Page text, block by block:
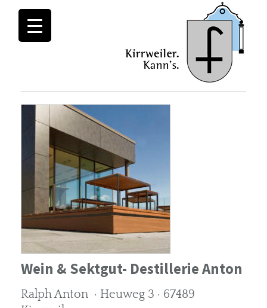
Wein & Sektgut- Destillerie Anton
Ralph Anton · Heuweg 3 · 67489